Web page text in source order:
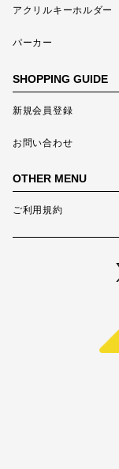
アクリルキーホルダー
パーカー
SHOPPING GUIDE
新規会員登録
お問い合わせ
OTHER MENU
ご利用規約